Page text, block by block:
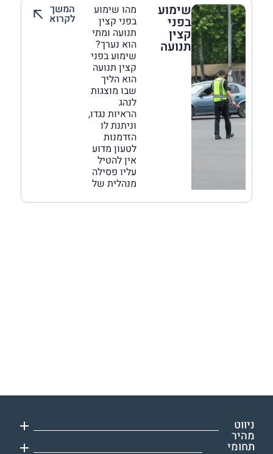
שימוע
בפני
קצין
תנועה
מהו שימוע
בפני קצין
תנועה ומתי
הוא נערך?
שימוע בפני
קצין תנועה
הוא הליך
שבו מוצגות
לנהג
הראיות נגדו,
וניתנת לו
הזדמנות
לטעון מדוע
אין להטיל
עליו פסילה
מנהלית של
המשך
לקרוא
ניווט
מהיר
עורך דין תעבורה
תחומי